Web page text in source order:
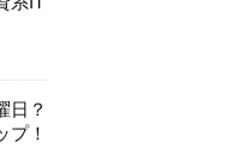
日？
プ！